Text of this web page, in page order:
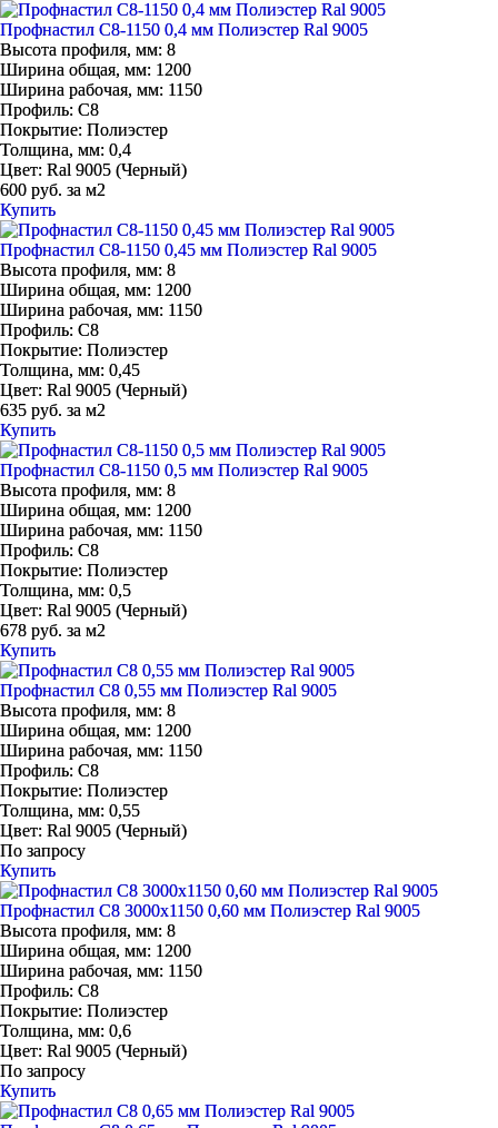
Профнастил С8-1150 0,4 мм Полиэстер Ral 9005
Высота профиля, мм: 8
Ширина общая, мм: 1200
Ширина рабочая, мм: 1150
Профиль: C8
Покрытие: Полиэстер
Толщина, мм: 0,4
Цвет: Ral 9005 (Черный)
600 руб. за м2
Купить
Профнастил С8-1150 0,45 мм Полиэстер Ral 9005
Высота профиля, мм: 8
Ширина общая, мм: 1200
Ширина рабочая, мм: 1150
Профиль: С8
Покрытие: Полиэстер
Толщина, мм: 0,45
Цвет: Ral 9005 (Черный)
635 руб. за м2
Купить
Профнастил С8-1150 0,5 мм Полиэстер Ral 9005
Высота профиля, мм: 8
Ширина общая, мм: 1200
Ширина рабочая, мм: 1150
Профиль: С8
Покрытие: Полиэстер
Толщина, мм: 0,5
Цвет: Ral 9005 (Черный)
678 руб. за м2
Купить
Профнастил С8 0,55 мм Полиэстер Ral 9005
Высота профиля, мм: 8
Ширина общая, мм: 1200
Ширина рабочая, мм: 1150
Профиль: С8
Покрытие: Полиэстер
Толщина, мм: 0,55
Цвет: Ral 9005 (Черный)
По запросу
Купить
Профнастил С8 3000х1150 0,60 мм Полиэстер Ral 9005
Высота профиля, мм: 8
Ширина общая, мм: 1200
Ширина рабочая, мм: 1150
Профиль: С8
Покрытие: Полиэстер
Толщина, мм: 0,6
Цвет: Ral 9005 (Черный)
По запросу
Купить